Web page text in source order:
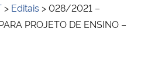
> Editais >028/2021 –
PROJETO DE ENSINO –